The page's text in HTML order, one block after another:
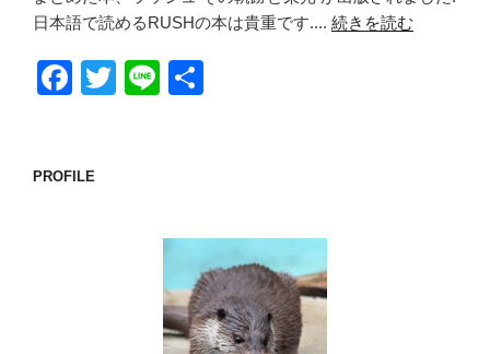
日本語で読めるRUSHの本は貴重です.... 続きを読む
F
e
T
Li
PROFILE